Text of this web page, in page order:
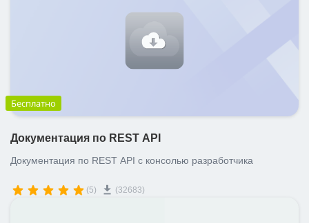
Бесплатно
Документация по REST API
Документация по REST API с консолью разработчика
(5) (32683)